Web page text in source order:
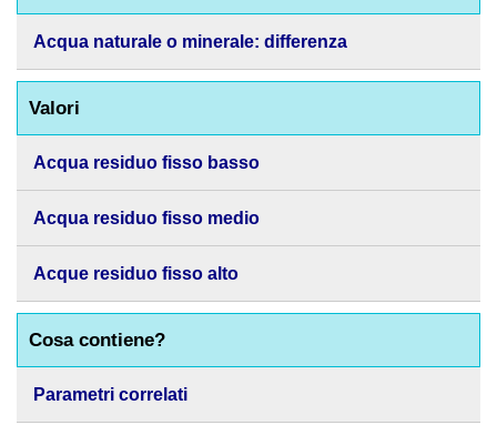
Acqua naturale o minerale: differenza
Valori
Acqua residuo fisso basso
Acqua residuo fisso medio
Acque residuo fisso alto
Cosa contiene?
Parametri correlati